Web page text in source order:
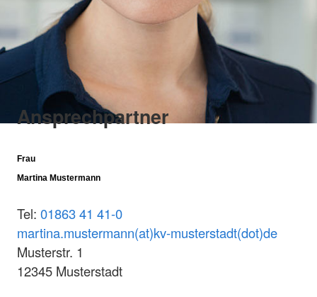
Ansprechpartner
Frau
Martina Mustermann
Tel: 01863 41 41-0
martina.mustermann(at)kv-musterstadt(dot)de
Musterstr. 1
12345 Musterstadt